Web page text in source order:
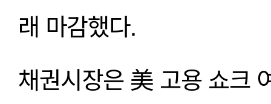
래 마감했다.
채권시장은 美 고용 쇼크